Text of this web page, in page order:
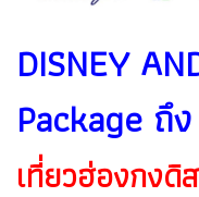
DISNEY
Package ถึ
เที่ยวฮ่องกงดิ